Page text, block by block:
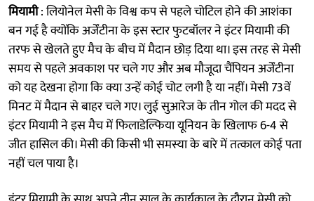
मियामी: लियोनेल मेसी के विश्व कप से पहले चोटिल होने की आशंका
बन गई है क्योंकि अर्जेंटीना के इस स्टार फुटबॉलर ने इंटर मियामी की
तरफ से खेलते हुए मैच के बीच में मैदान छोड़ दिया था। इस तरह से मेसी
समय से पहले अवकाश पर चले गए और अब मौजूदा चैंपियन अर्जेंटीना
को यह देखना होगा कि क्या उन्हें कोई चोट लगी है या नहीं। मेसी 73वें
मिनट में मैदान से बाहर चले गए। लुई सुआरेज के तीन गोल की मदद से
इंटर मियामी ने इस मैच में फिलाडेल्फिया यूनियन के खिलाफ 6-4 से
जीत हासिल की। मेसी की किसी भी समस्या के बारे में तत्काल कोई पता
नहीं चल पाया है।